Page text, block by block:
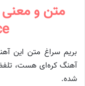
بریم سراغ متن این
آهنگ کره‌ای هست،
شده.